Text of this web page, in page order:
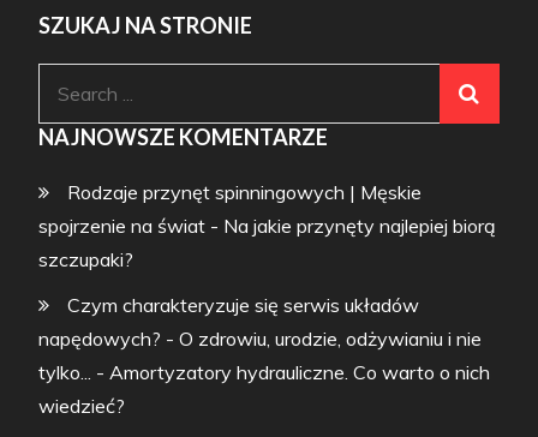
SZUKAJ NA STRONIE
NAJNOWSZE KOMENTARZE
Rodzaje przynęt spinningowych | Męskie
spojrzenie na świat - Na jakie przynęty najlepiej biorą
szczupaki?
Czym charakteryzuje się serwis układów
napędowych? - O zdrowiu, urodzie, odżywianiu i nie
tylko...
- Amortyzatory hydrauliczne. Co warto o nich
wiedzieć?